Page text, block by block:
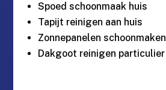
Spoed schoonmaak huis
Tapijt reinigen aan huis
Zonnepanelen schoonmaken
Dakgoot reinigen particulier